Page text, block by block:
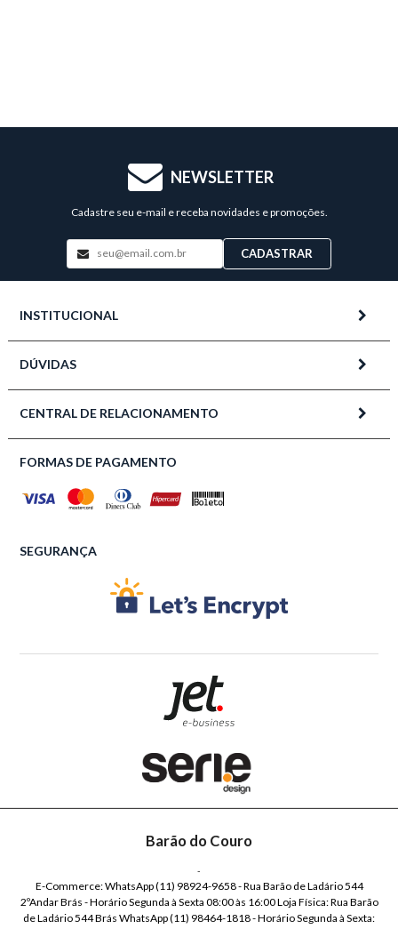
NEWSLETTER
Cadastre seu e-mail e receba novidades e promoções.
CADASTRAR
INSTITUCIONAL
DÚVIDAS
CENTRAL DE RELACIONAMENTO
FORMAS DE PAGAMENTO
SEGURANÇA
Barão do Couro
-
E-Commerce: WhatsApp (11) 98924-9658 - Rua Barão de Ladário 544
2ºAndar Brás - Horário Segunda à Sexta 08:00 às 16:00 Loja Física: Rua Barão
de Ladário 544 Brás WhatsApp (11) 98464-1818 - Horário Segunda à Sexta: